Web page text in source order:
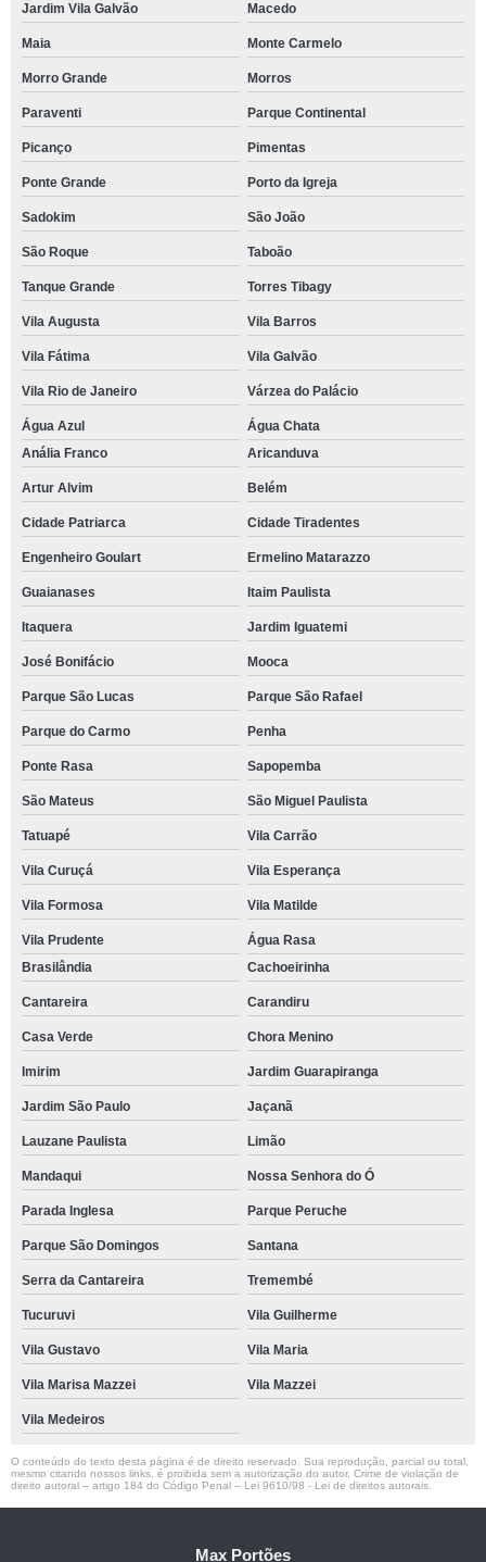
Jardim Vila Galvão Macedo
Maia Monte Carmelo
Morro Grande Morros
Paraventi Parque Continental
Picanço Pimentas
Ponte Grande Porto da Igreja
Sadokim São João
São Roque Taboão
Tanque Grande Torres Tibagy
Vila Augusta Vila Barros
Vila Fátima Vila Galvão
Vila Rio de Janeiro Várzea do Palácio
Água Azul
Água Chata
Anália Franco
Aricanduva
Artur Alvim Belém
Cidade Patriarca Cidade Tiradentes
Engenheiro Goulart Ermelino Matarazzo
Guaianases Itaim Paulista
Itaquera Jardim Iguatemi
José Bonifácio Mooca
Parque São Lucas Parque São Rafael
Parque do Carmo Penha
Ponte Rasa Sapopemba
São Mateus São Miguel Paulista
Tatuapé Vila Carrão
Vila Curuçá Vila Esperança
Vila Formosa Vila Matilde
Vila Prudente
Água Rasa
Brasilândia
Cachoeirinha
Cantareira Carandiru
Casa Verde Chora Menino
Imirim Jardim Guarapiranga
Jardim São Paulo Jaçanã
Lauzane Paulista Limão
Mandaqui Nossa Senhora do Ó
Parada Inglesa Parque Peruche
Parque São Domingos Santana
Serra da Cantareira Tremembé
Tucuruvi Vila Guilherme
Vila Gustavo Vila Maria
Vila Marisa Mazzei Vila Mazzei
Vila Medeiros
O conteúdo do texto desta página é de direito reservado. Sua reprodução, parcial ou total,
mesmo citando nossos links, é proibida sem a autorização do autor. Crime de violação de
direito autoral – artigo 184 do Código Penal – Lei 9610/98 - Lei de direitos autorais
Max Portões